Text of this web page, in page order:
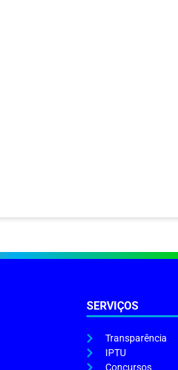
SERVIÇOS
Transparência
IPTU
Concursos